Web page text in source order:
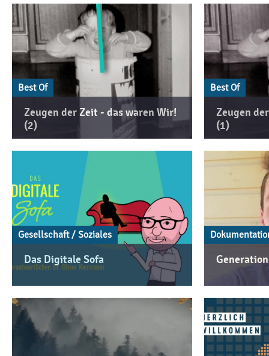
Best Of
Zeugen der Zeit - das waren Wir!
(2)
Best Of
Zeugen
(1)
Gesellschaft / Soziales
Das Digitale Sofa